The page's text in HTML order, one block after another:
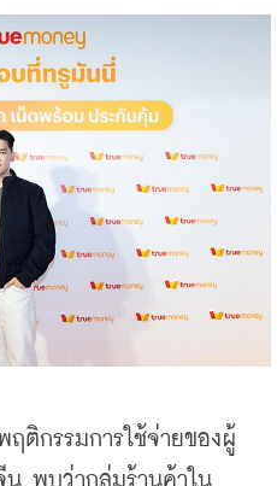
กรรมการใช้จ่ายของผู้
น พบว่ากลุ่มร้านค้าใน